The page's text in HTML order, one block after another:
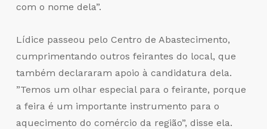
com o nome dela”.
Lídice passeou pelo Centro de Abastecimento,
cumprimentando outros feirantes do local, que
também declararam apoio à candidatura dela.
”Temos um olhar especial para o feirante, porque
a feira é um importante instrumento para o
aquecimento do comércio da região”, disse ela.